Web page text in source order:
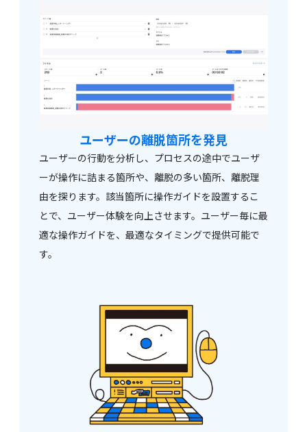
ユーザーの離脱箇所を発見
ユーザーの行動を分析し、プロセスの途中でユーザ
ーが操作に詰まる箇所や、離脱の多い箇所、離脱理
由を探ります。該当箇所に操作ガイドを設置するこ
とで、ユーザー体験を向上させます。ユーザー毎に最
適な操作ガイドを、最適なタイミングで提供可能で
す。